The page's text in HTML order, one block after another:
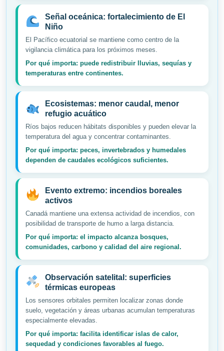
Señal oceánica: fortalecimiento de El
Niño
El Pacífico ecuatorial se mantiene como centro de la
vigilancia climática para los próximos meses.
Por qué importa: puede redistribuir lluvias, sequías y
temperaturas entre continentes.
Ecosistemas: menor caudal, menor
refugio acuático
Ríos bajos reducen hábitats disponibles y pueden elevar la
temperatura del agua y concentrar contaminantes.
Por qué importa: peces, invertebrados y humedales
dependen de caudales ecológicos suficientes.
Evento extremo: incendios boreales
activos
Canadá mantiene una extensa actividad de incendios, con
posibilidad de transporte de humo a larga distancia.
Por qué importa: el impacto alcanza bosques,
comunidades, carbono y calidad del aire regional.
Observación satelital: superficies
térmicas europeas
Los sensores orbitales permiten localizar zonas donde
suelo, vegetación y áreas urbanas acumulan temperaturas
especialmente elevadas.
Por qué importa: facilita identificar islas de calor,
sequedad y condiciones favorables al fuego.